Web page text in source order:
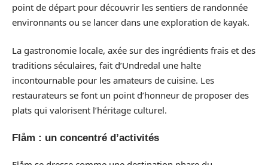
point de départ pour découvrir les sentiers de randonnée
environnants ou se lancer dans une exploration de kayak.
La gastronomie locale, axée sur des ingrédients frais et des
traditions séculaires, fait d’Undredal une halte
incontournable pour les amateurs de cuisine. Les
restaurateurs se font un point d’honneur de proposer des
plats qui valorisent l’héritage culturel.
Flåm : un concentré d’activités